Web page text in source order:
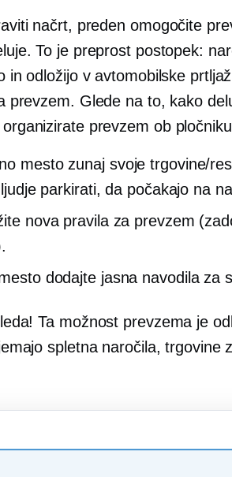
načrt, preden omogočite
To je preprost postopek:
in odložijo v avtomobilske
prevzem. Glede na to, kako
prevzem ob
mesto zunaj svoje trgovine/
parkirati, da počakajo na
nova pravila za prevzem
dodajte jasna navodila za
Ta možnost prevzema je
spletna naročila, trgovine